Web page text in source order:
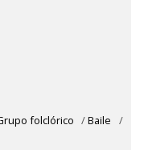
folclórico /Baile
/